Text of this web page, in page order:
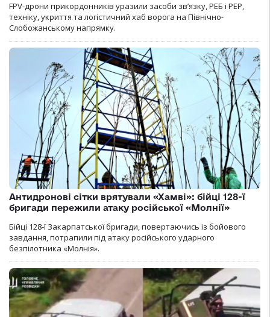
FPV-дрони прикордонників уразили засоби зв’язку, РЕБ і РЕР,
техніку, укриття та логістичний хаб ворога на Північно-
Слобожанському напрямку.
Антидронові сітки врятували «Хамві»: бійці 128-ї
бригади пережили атаку російської «Молнії»
Бійці 128-ї Закарпатської бригади, повертаючись із бойового
завдання, потрапили під атаку російського ударного
безпілотника «Молнія».